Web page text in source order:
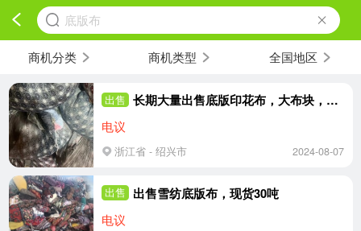
底版布
商机分类 商机类型 全国地区
出售 长期大量出售底版印花布，大布块，幅宽1.5，现货几十吨
电议
浙江省 - 绍兴市 2024-08-07
出售 出售雪纺底版布，现货30吨
电议